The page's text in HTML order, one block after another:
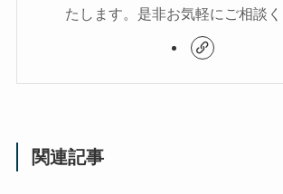
たします。是非お気軽にご相談く
関連記事